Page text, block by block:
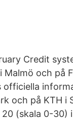
Credit
och på
och på KTH
20 (skala 0-